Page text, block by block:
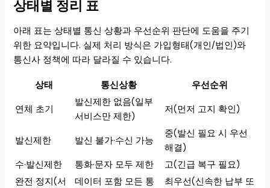
상태별 정리 표
아래 표는 상태별 통신 상황과 우선순위 판단에 도움을 주기
위한 요약입니다. 실제 처리 방식은 가입형태(개인/법인)와
통신사 정책에 따라 달라질 수 있습니다.
상태 통신상황 우선순위
연체 초기
발신제한 없음(일부
서비스만 제한)
저(먼저 고지 확인)
발신제한 발신 불가·수신 가능
중(발신 필요 시 우선
해결)
수·발신제한
통화·문자 모두 제한
고(긴급 복구 필요)
완전 정지(서
데이터 포함 모든 통
최우선(신속한 납부 또